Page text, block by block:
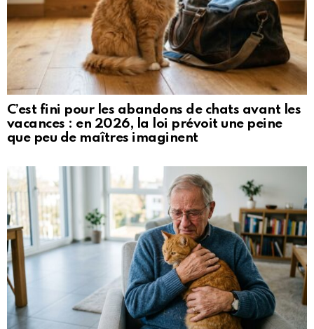
C’est fini pour les abandons de chats avant les
vacances : en 2026, la loi prévoit une peine
que peu de maîtres imaginent